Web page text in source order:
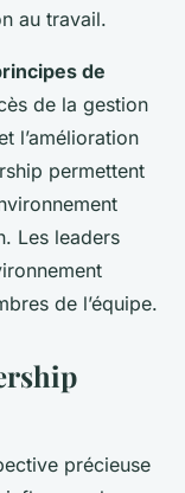
au travail.
de
de la gestion
l’amélioration
permettent
Les leaders
de l’équipe.
précieuse